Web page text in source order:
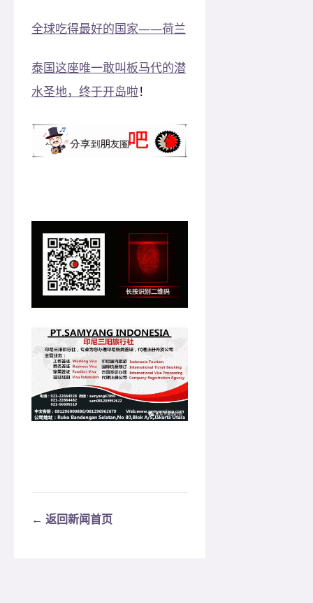
全球吃得最好的国家——荷兰
泰国这座唯一敢叫板马代的潜
水圣地，终于开岛啦！
← 返回新闻首页